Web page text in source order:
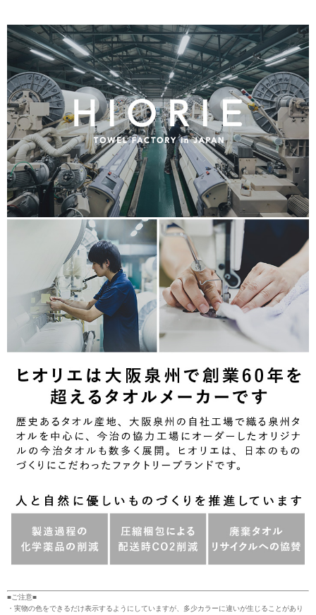
■ご注意■
・実物の色をできるだけ表示するようにしていますが、多少カラーに違いが生じることがあり